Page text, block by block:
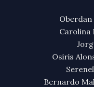
Oberdan
Carolina
Osiris
Bernardo